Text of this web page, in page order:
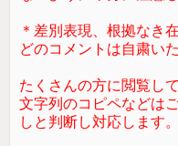
＊差別表現、根拠なき
どのコメントは自粛い
たくさんの方に閲覧し
文字列のコピペなどは
しと判断し対応します。